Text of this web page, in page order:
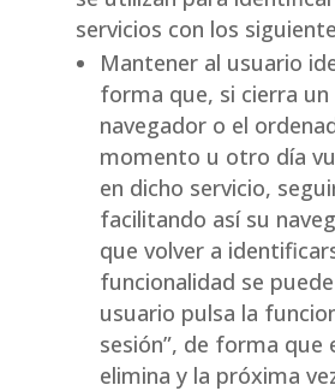
servicios con los
Mantener al usuario
forma que, si cierra un
navegador o el
momento u otro día
en dicho servicio,
facilitando así su
que volver a
funcionalidad se
usuario pulsa la
sesión”, de forma que
elimina y la próxima